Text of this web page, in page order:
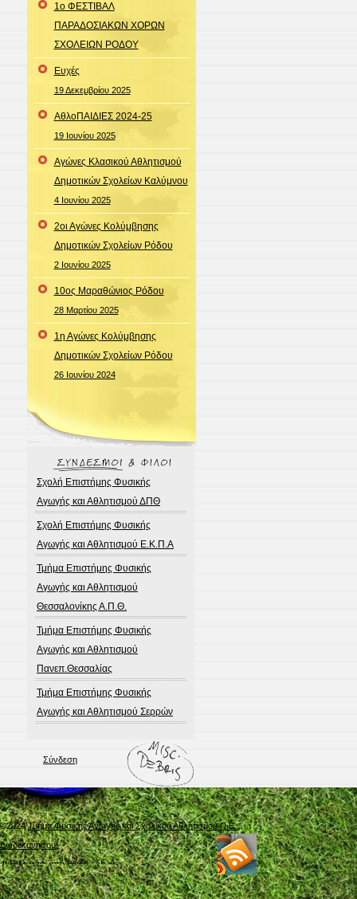
1ο ΦΕΣΤΙΒΑΛ
ΠΑΡΑΔΟΣΙΑΚΩΝ ΧΟΡΩΝ
ΣΧΟΛΕΙΩΝ ΡΟΔΟΥ
Ευχές
19 Δεκεμβρίου 2025
ΑθλοΠΑΙΔΙΕΣ 2024-25
19 Ιουνίου 2025
Aγώνες Κλασικού Αθλητισμού
Δημοτικών Σχολείων Καλύμνου
4 Ιουνίου 2025
2οι Αγώνες Κολύμβησης
Δημοτικών Σχολείων Ρόδου
2 Ιουνίου 2025
10oς Μαραθώνιος Ρόδου
28 Μαρτίου 2025
1η Αγώνες Κολύμβησης
Δημοτικών Σχολείων Ρόδου
26 Ιουνίου 2024
Σχολή Επιστήμης Φυσικής
Αγωγής και Αθλητισμού ΔΠΘ
Σχολή Επιστήμης Φυσικής
Αγωγής και Αθλητισμού Ε.Κ.Π.Α
Τμήμα Επιστήμης Φυσικής
Αγωγής και Αθλητισμού
Θεσσαλονίκης Α.Π.Θ.
Τμήμα Επιστήμης Φυσικής
Αγωγής και Αθλητισμού
Πανεπ.Θεσσαλίας
Τμήμα Επιστήμης Φυσικής
Αγωγής και Αθλητισμού Σερρών
Σύνδεση
©2024Τμήμα Φυσικής Αγωγής και Σχολικού Αθλητισμού Π.Ε.
Δωδεκανήσου
Φιλοξενείται απόBlogs.sch.gr